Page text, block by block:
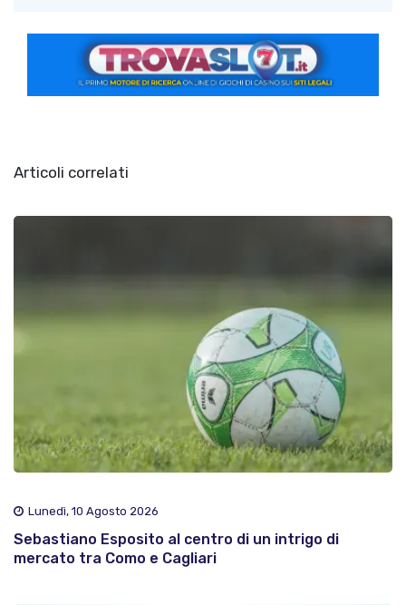
Articoli correlati
Lunedì, 10 Agosto 2026
Sebastiano Esposito al centro di un intrigo di
mercato tra Como e Cagliari